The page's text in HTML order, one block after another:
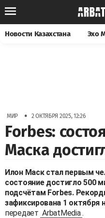
Новости Казахстана Эхо
МИР • 2 ОКТЯБРЯ 2025, 12:26
Forbes:
Маска
Илон Маск стал первым
состояние достигло 500
подсчётам Forbes.
зафиксирована 1 октября
передает ArbatMedia .